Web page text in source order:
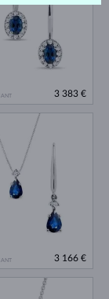
3 383 €
3 166 €